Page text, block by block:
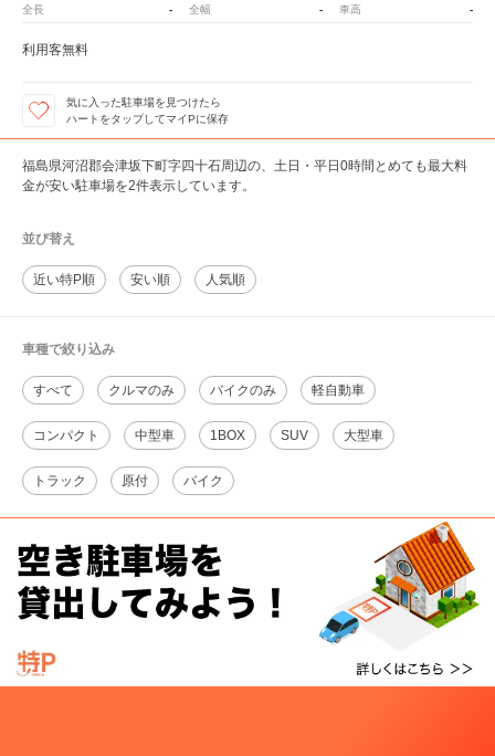
全長 - 全幅 - 車高 -
利用客無料
気に入った駐車場を見つけたら
ハートをタップしてマイPに保存
福島県河沼郡会津坂下町字四十石周辺の、土日・平日0時間とめても最大料
金が安い駐車場を2件表示しています。
並び替え
近い特P順 安い順 人気順
車種で絞り込み
すべて クルマのみ バイクのみ 軽自動車
コンパクト 中型車 1BOX SUV 大型車
トラック 原付 バイク